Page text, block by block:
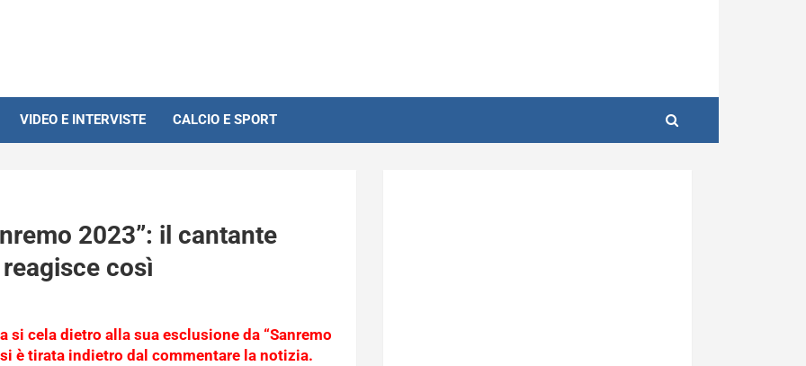
VIDEO E INTERVISTE CALCIO E SPORT
2023”: il cantante
così
si cela dietro alla sua esclusione da “Sanremo
è tirata indietro dal commentare la notizia.